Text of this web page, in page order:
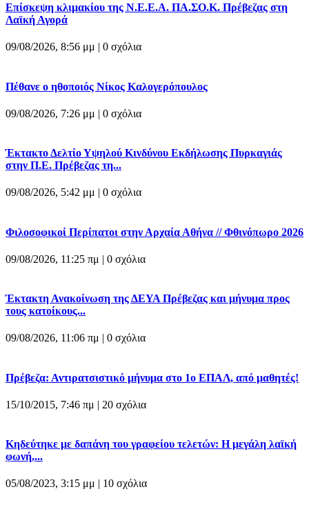
Επίσκεψη κλιμακίου της Ν.Ε.Ε.Α. ΠΑ.ΣΟ.Κ. Πρέβεζας στη
Λαϊκή Αγορά
09/08/2026, 8:56 μμ | 0 σχόλια
Πέθανε ο ηθοποιός Νίκος Καλογερόπουλος
09/08/2026, 7:26 μμ | 0 σχόλια
Έκτακτο Δελτίο Υψηλού Κινδύνου Εκδήλωσης Πυρκαγιάς
στην Π.Ε. Πρέβεζας τη...
09/08/2026, 5:42 μμ | 0 σχόλια
Φιλοσοφικοί Περίπατοι στην Αρχαία Αθήνα // Φθινόπωρο 2026
09/08/2026, 11:25 πμ | 0 σχόλια
Έκτακτη Ανακοίνωση της ΔΕΥΑ Πρέβεζας και μήνυμα προς
τους κατοίκους...
09/08/2026, 11:06 πμ | 0 σχόλια
Πρέβεζα: Αντιρατσιστικό μήνυμα στο 1ο ΕΠΑΛ, από μαθητές!
15/10/2015, 7:46 πμ | 20 σχόλια
Κηδεύτηκε με δαπάνη του γραφείου τελετών: Η μεγάλη λαϊκή
φωνή,...
05/08/2023, 3:15 μμ | 10 σχόλια